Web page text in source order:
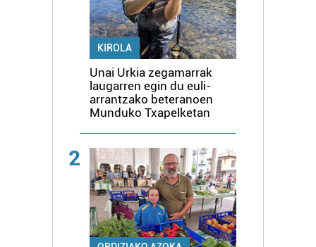
KIROLA
Unai Urkia zegamarrak
laugarren egin du euli-
arrantzako beteranoen
Munduko Txapelketan
2